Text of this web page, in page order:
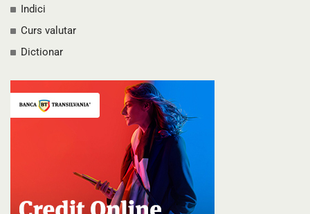
Indici
Curs valutar
Dictionar